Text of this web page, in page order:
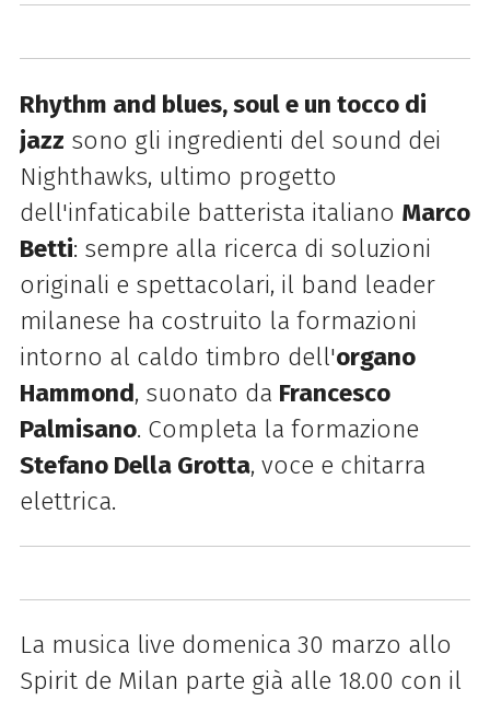
Rhythm and blues, soul e un tocco di
jazz sono gli ingredienti del sound dei
Nighthawks, ultimo progetto
dell'infaticabile batterista italiano Marco
Betti: sempre alla ricerca di soluzioni
originali e spettacolari, il band leader
milanese ha costruito la formazioni
intorno al caldo timbro dell'organo
Hammond, suonato da Francesco
Palmisano. Completa la formazione
Stefano Della Grotta, voce e chitarra
elettrica.
La musica live domenica 30 marzo allo
Spirit de Milan parte già alle 18.00 con il